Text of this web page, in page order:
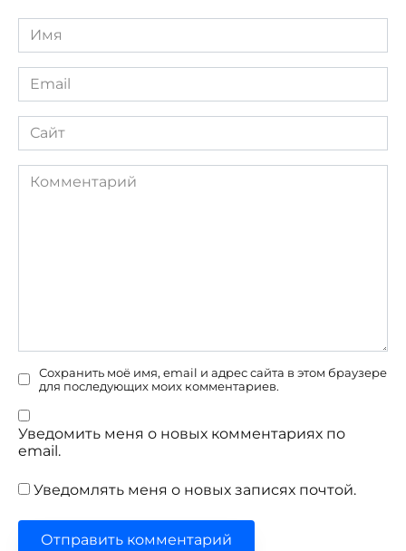
Имя
Email
Сайт
Комментарий
Сохранить моё имя, email и адрес сайта в этом браузере
для последующих моих комментариев.
Уведомить меня о новых комментариях по
email.
Уведомлять меня о новых записях почтой.